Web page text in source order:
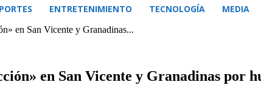
ENTRETENIMIENTO TECNOLOGÍA MEDIA
en San Vicente y Granadinas...
en San Vicente y Granadinas por